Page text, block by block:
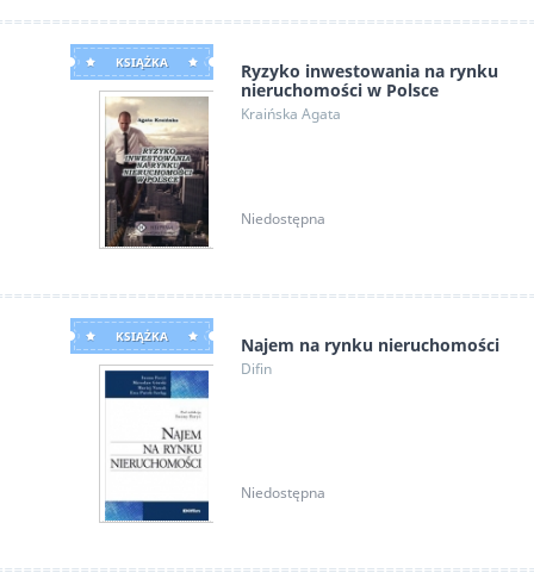
KSIĄŻKA
Ryzyko inwestowania na rynku
nieruchomości w Polsce
Kraińska Agata
Niedostępna
KSIĄŻKA Najem na rynku nieruchomości
Difin
Niedostępna